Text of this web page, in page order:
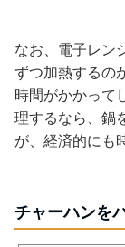
なお、電子レン
ずつ加熱するの
時間がかかって
理するなら、鍋
が、経済的にも
チャーハンを